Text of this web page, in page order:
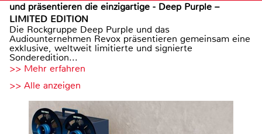
und präsentieren die einzigartige - Deep Purple –
LIMITED EDITION
Die Rockgruppe Deep Purple und das
Audiounternehmen Revox präsentieren gemeinsam eine
exklusive, weltweit limitierte und signierte
Sonderedition...
>> Mehr erfahren
>> Alle anzeigen